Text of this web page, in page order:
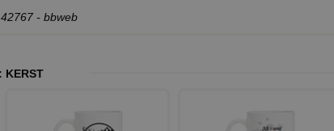
- bbweb
KERST